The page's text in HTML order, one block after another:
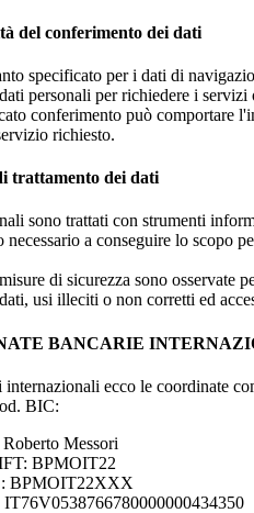
del conferimento dei dati
specificato per i dati di
personali per richiedere i servizi
conferimento può comportare
richiesto.
trattamento dei dati
sono trattati con strumenti
necessario a conseguire lo scopo
di sicurezza sono osservate
usi illeciti o non corretti ed
BANCARIE
ecco le coordinate
BIC:
Messori
BPMOIT22
BPMOIT22XXX